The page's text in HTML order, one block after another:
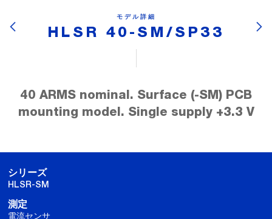
モデル詳細
HLSR 40-SM/SP33
40 ARMS nominal. Surface (-SM) PCB
mounting model. Single supply +3.3 V
シリーズ
HLSR-SM
測定
電流センサ